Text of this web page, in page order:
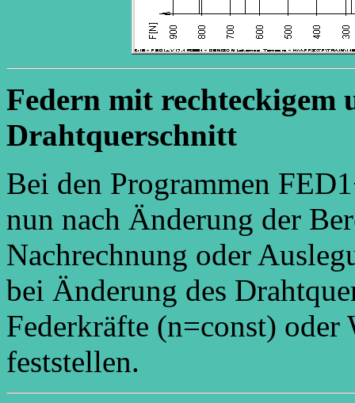
Federn mit rechteckigem
Drahtquerschnitt
Bei den Programmen
nun nach Änderung der
Nachrechnung oder
bei Änderung des
Federkräfte (n=const)
feststellen.